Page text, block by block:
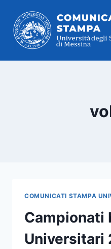
contenuto
COMUNICATI STAMPA
Campionati
Universitari